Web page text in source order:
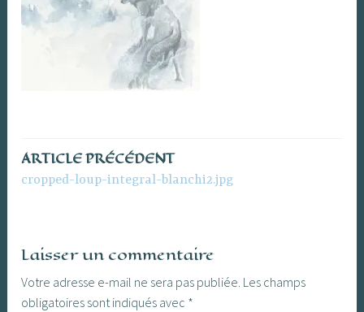
Navigation
ARTICLE PRÉCÉDENT
cropped-loup-integral-blanchi2.jpg
Laisser un commentaire
Votre adresse e-mail ne sera pas publiée. Les champs
obligatoires sont indiqués avec *